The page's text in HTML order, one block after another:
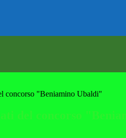
concorso "Beniamino Ubaldi"
del concorso